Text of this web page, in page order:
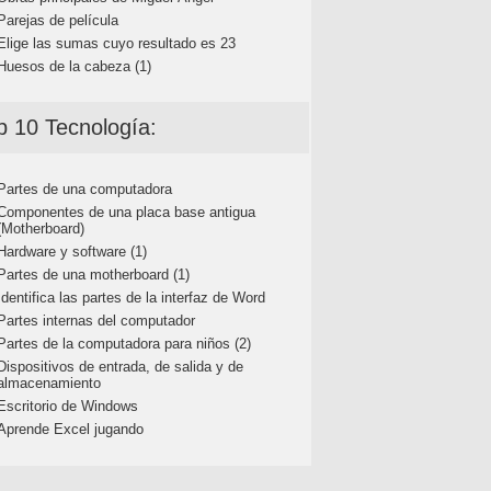
de película
las sumas cuyo resultado es 23
de la cabeza (1)
10 Tecnología:
de una computadora
de una placa base antigua
y software (1)
de una motherboard (1)
las partes de la interfaz de Word
internas del computador
de la computadora para niños (2)
de entrada, de salida y de
de Windows
Excel jugando